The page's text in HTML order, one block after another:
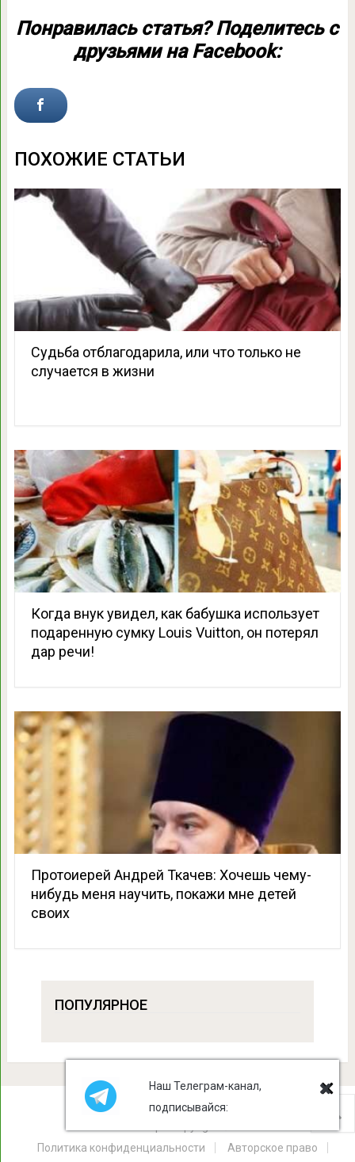
Понравилась статья? Поделитесь с
друзьями на Facebook:
ПОХОЖИЕ СТАТЬИ
Судьба отблагодарила, или что только не
случается в жизни
Когда внук увидел, как бабушка использует
подаренную сумку Louis Vuitton, он потерял
дар речи!
Протоиерей Андрей Ткачев: Хочешь чему-
нибудь меня научить, покажи мне детей
своих
ПОПУЛЯРНОЕ
Политика конфиденциальности
Авторское право
Наш Телеграм-канал,
подписывайся: